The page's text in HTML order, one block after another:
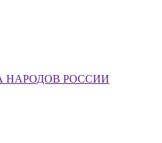
НАРОДОВ РОССИИ